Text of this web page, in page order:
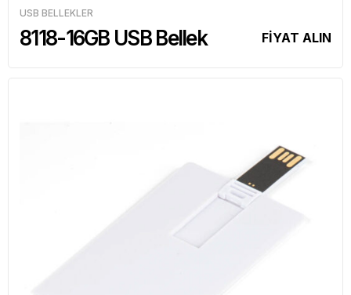
USB BELLEKLER
8118-16GB USB Bellek FİYAT ALIN